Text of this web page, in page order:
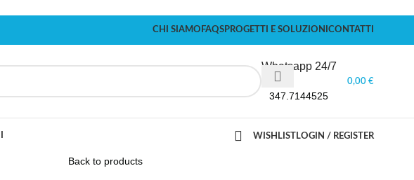
CHI SIAMO FAQSPROGETTI E SOLUZIONI CONTATTI
Whatsapp 24/7
347.7144525
0,00 €
WISHLISTLOGIN / REGISTER
Back to products